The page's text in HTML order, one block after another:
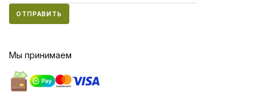
ОТПРАВИТЬ
Мы принимаем